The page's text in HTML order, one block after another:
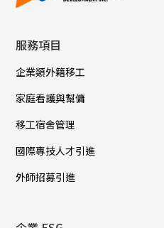
服務項目
企業類外籍移工
家庭看護與幫傭
移工宿舍管理
國際專技人才引進
外師招募引進